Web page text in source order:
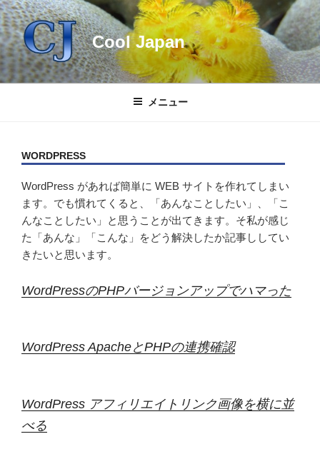
コ
ン
テ
ン
ツ
Cool Japan
メニュー
WORDPRESS
WordPress があれば簡単に WEB サイトを作れてしまい
ます。でも慣れてくると、「あんなことしたい」、「こ
んなことしたい」と思うことが出てきます。そ私が感じ
た「あんな」「こんな」をどう解決したか記事ししてい
きたいと思います。
WordPressのPHPバージョンアップでハマった
WordPress ApacheとPHPの連携確認
WordPress アフィリエイトリンク画像を横に並
べる